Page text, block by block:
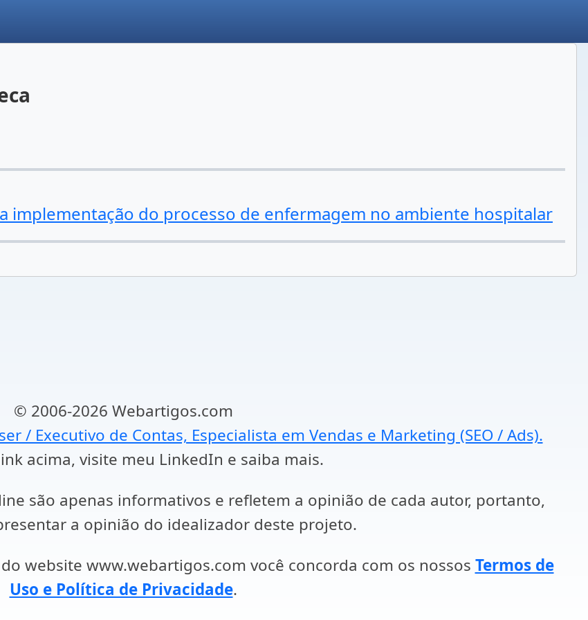
implementação do processo de enfermagem no ambiente hospitalar
© 2006-2026 Webartigos.com
/ Executivo de Contas, Especialista em Vendas e Marketing (SEO / Ads).
acima, visite meu LinkedIn e saiba mais.
são apenas informativos e refletem a opinião de cada autor, portanto,
a opinião do idealizador deste projeto.
website www.webartigos.com você concorda com os nossos Termos de
Uso e Política de Privacidade.